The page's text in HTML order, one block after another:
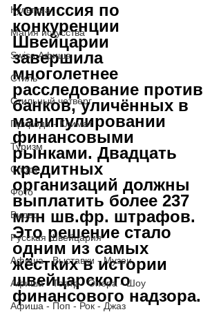
Культура
Магия искусства
Swiss Афиша
Стиль
Стильный четверг
Природа - Климат
Туризм
Спорт
Фото
Видео
Русская Швейцария
Афиша - Выставки - Музеи
Афиша - Театр - Опера - Шоу
Афиша - Поп - Рок - Джаз
Комиссия по
конкуренции
Швейцарии
завершила
многолетнее
расследование против
банков, уличённых в
манипулировании
финансовыми
рынками. Двадцать
кредитных
организаций должны
выплатить более 237
млн шв.фр. штрафов.
Это решение стало
одним из самых
жёстких в истории
швейцарского
финансового надзора.